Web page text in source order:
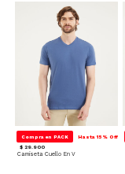
Compra en PACK Hasta 15% Off
$ 29.900
Camiseta Cuello En V